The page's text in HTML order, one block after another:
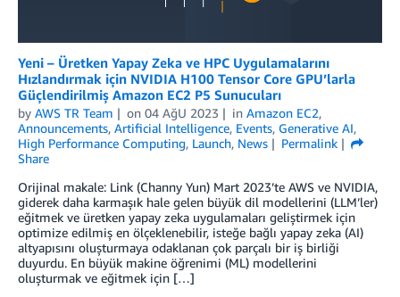
Yeni – Üretken Yapay Zeka ve HPC Uygulamalarını
Hızlandırmak için NVIDIA H100 Tensor Core GPU’larla
Güçlendirilmiş Amazon EC2 P5 Sunucuları
by AWS TR Team on 04 AğU 2023 in Amazon EC2,
Announcements, Artificial Intelligence, Events, Generative AI,
High Performance Computing, Launch, News
Permalink
Share
Orijinal makale: Link (Channy Yun) Mart 2023’te AWS ve NVIDIA,
giderek daha karmaşık hale gelen büyük dil modellerini (LLM’ler)
eğitmek ve üretken yapay zeka uygulamaları geliştirmek için
optimize edilmiş en ölçeklenebilir, isteğe bağlı yapay zeka (AI)
altyapısını oluşturmaya odaklanan çok parçalı bir iş birliği
duyurdu. En büyük makine öğrenimi (ML) modellerini
oluşturmak ve eğitmek için […]